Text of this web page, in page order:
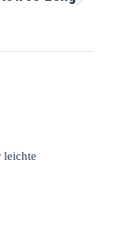
leichte